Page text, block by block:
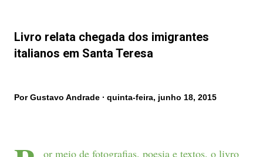
Livro relata chegada dos imigrantes
italianos em Santa Teresa
PorGustavo Andrade quinta-feira, junho 18, 2015
or meio de fotografias, poesia e textos, o livro